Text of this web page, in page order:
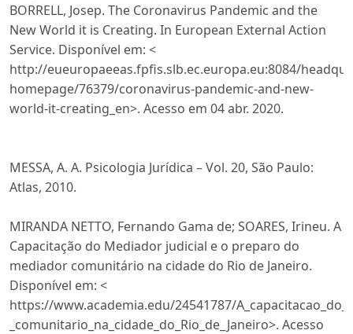
BORRELL, Josep. The Coronavirus Pandemic and the
New World it is Creating. In European External Action
Service. Disponível em: <
http://eueuropaeeas.fpfis.slb.ec.europa.eu:8084/
homepage/76379/coronavirus-pandemic-and-new-
world-it-creating_en>. Acesso em 04 abr. 2020.
MESSA, A. A. Psicologia Jurídica – Vol. 20, São Paulo:
Atlas, 2010.
MIRANDA NETTO, Fernando Gama de; SOARES, Irineu. A
Capacitação do Mediador judicial e o preparo do
mediador comunitário na cidade do Rio de Janeiro.
Disponível em: <
https://www.academia.edu/24541787/
_comunitario_na_cidade_do_Rio_de_Janeiro>. Acesso